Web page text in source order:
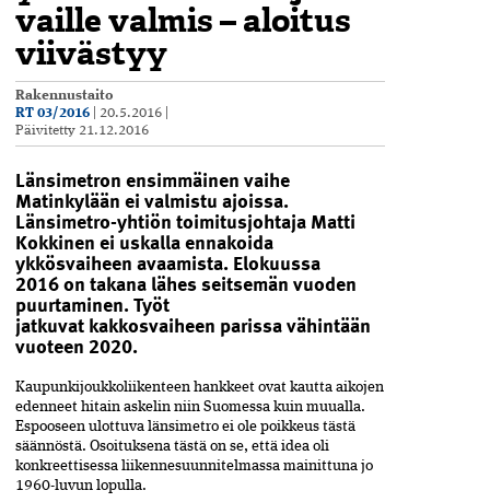
vaille valmis – aloitus
viivästyy
Rakennustaito
RT 03/2016
20.5.2016
Päivitetty 21.12.2016
Länsimetron ensimmäinen vaihe
Matinkyläänei valmistu ajoissa.
Länsimetro-yhtiön toimitusjohtaja Matti
Kokkinen ei uskalla ennakoida
ykkösvaiheen avaamista.Elokuussa
2016 on takanalähesseitsemän vuoden
puurtaminen. Työt
jatkuvatkakkosvaiheen parissa vähintään
vuoteen 2020.
Kaupunkijoukkoliikenteen hankkeet ovat kautta aikojen
edenneet hitain askelin niin Suomessa kuin muualla.
Espooseen ulottuva länsimetro ei ole poikkeus tästä
säännöstä. Osoituksena tästä on se, että idea oli
konkreettisessa liikennesuunnitelmassa mainittuna jo
1960-luvun lopulla.